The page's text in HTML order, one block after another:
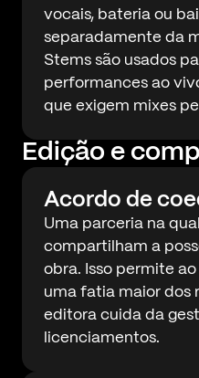
vocais, bateria ou
separadamente da
Stems são usados
performances ao
que exigem mixes
Edição e
Acordo de
Uma parceria na
compartilham a
obra. Isso permite
uma fatia maior dos
editora cuida da
licenciamentos.